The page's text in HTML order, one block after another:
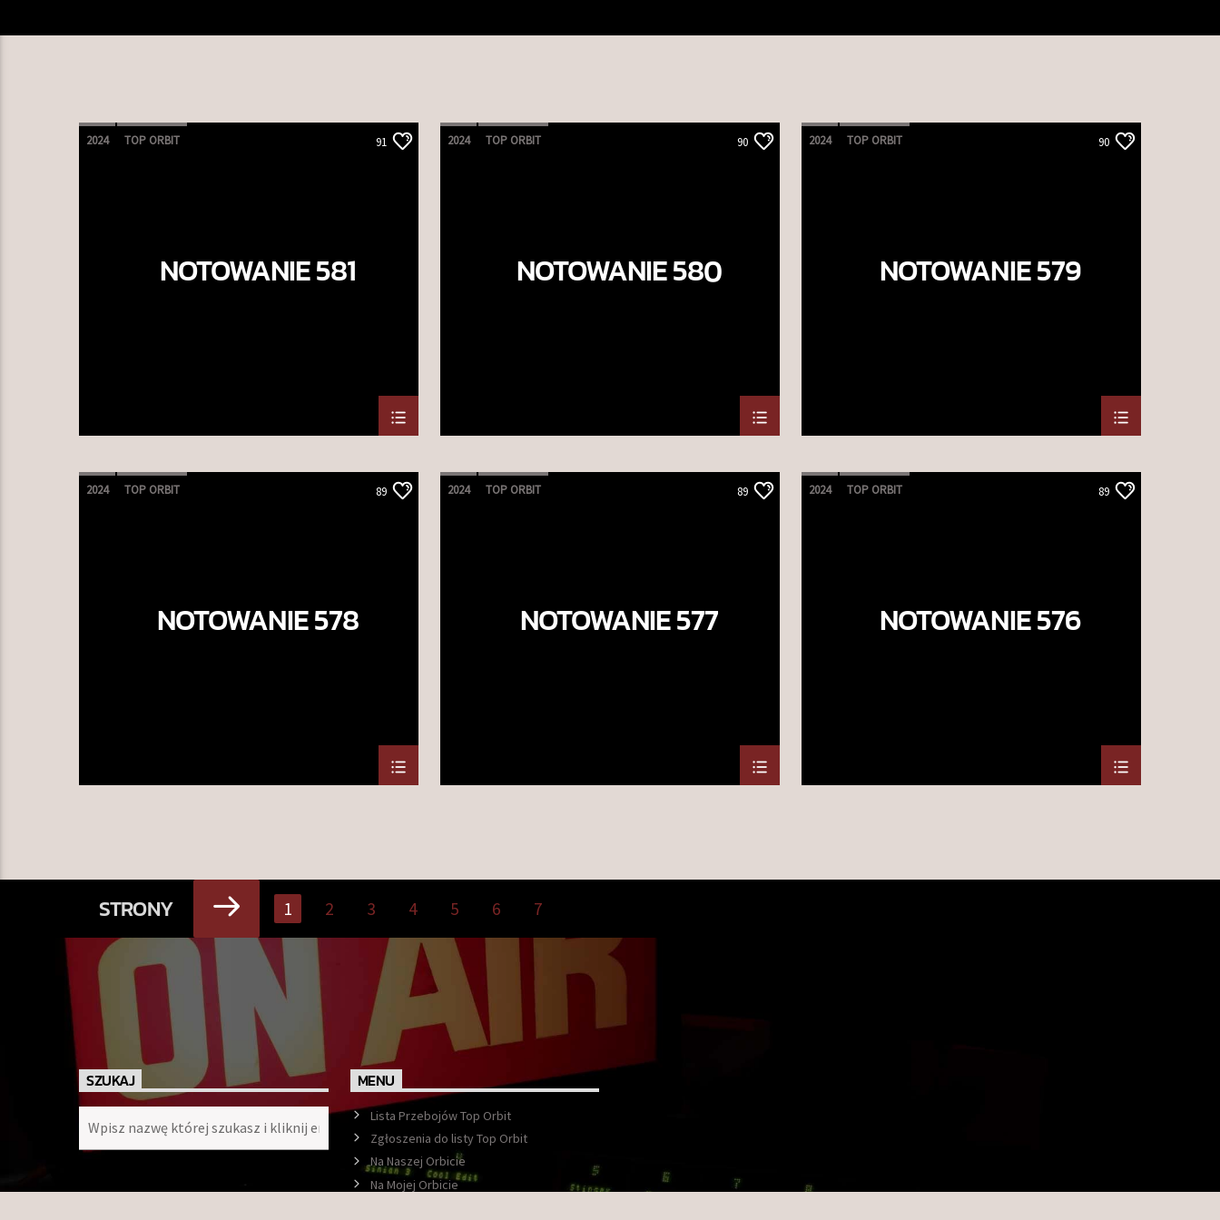
2024 TOP ORBIT 91
NOTOWANIE 581
2024 TOP ORBIT 90
NOTOWANIE 580
2024 TOP ORBIT 90
NOTOWANIE 579
2024 TOP ORBIT 89
NOTOWANIE 578
2024 TOP ORBIT 89
NOTOWANIE 577
2024 TOP ORBIT 89
NOTOWANIE 576
STRONY 1 2 3 4 5 6 7
SZUKAJ MENU
Lista Przebojów Top Orbit
Zgłoszenia do listy Top Orbit
Na Naszej Orbicie
Na Mojej Orbicie